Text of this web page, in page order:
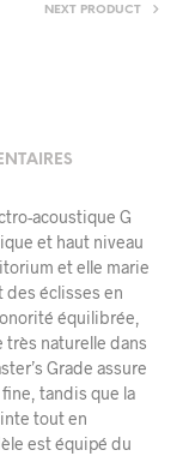
NEXT PRODUCT
acoustique G
et haut niveau
et elle marie
des éclisses en
équilibrée,
très naturelle dans
Grade assure
tandis que la
tout en
est équipé du